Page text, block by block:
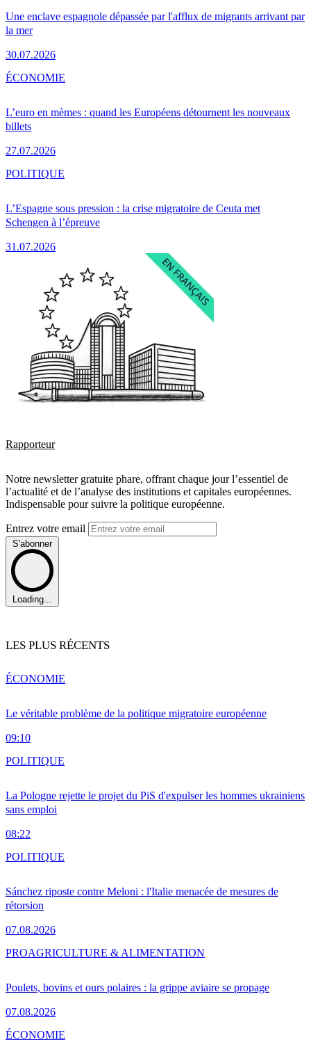
Une enclave espagnole dépassée par l'afflux de migrants arrivant par
la mer
30.07.2026
L’euro en mèmes : quand les Européens détournent les nouveaux
billets
27.07.2026
ÉCONOMIE
L’Espagne sous pression : la crise migratoire de Ceuta met
Schengen à l’épreuve
31.07.2026
POLITIQUE
Rapporteur
Notre newsletter gratuite phare, offrant chaque jour l’essentiel de
l’actualité et de l’analyse des institutions et capitales européennes.
Indispensable pour suivre la politique européenne.
Entrez votre email
S'abonner
Loading...
LES PLUS RÉCENTS
Le véritable problème de la politique migratoire européenne
09:10
ÉCONOMIE
La Pologne rejette le projet du PiS d'expulser les hommes ukrainiens
sans emploi
08:22
POLITIQUE
Sánchez riposte contre Meloni : l'Italie menacée de mesures de
rétorsion
07.08.2026
POLITIQUE
Poulets, bovins et ours polaires : la grippe aviaire se propage
07.08.2026
PROAGRICULTURE & ALIMENTATION
ÉCONOMIE